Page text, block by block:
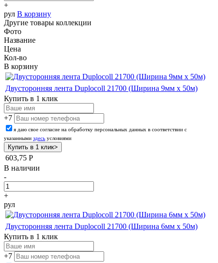
+
рул В корзину
Другие товары коллекции
Фото
Название
Цена
Кол-во
В корзину
Двусторонняя лента Duplocoll 21700 (Ширина 9мм х 50м)
Купить в 1 клик
+7
я даю свое согласие на обработку персональных данных в соответствии с
указанными здесь условиями
603,75 Р
В наличии
-
+
рул
Двусторонняя лента Duplocoll 21700 (Ширина 6мм х 50м)
Купить в 1 клик
+7